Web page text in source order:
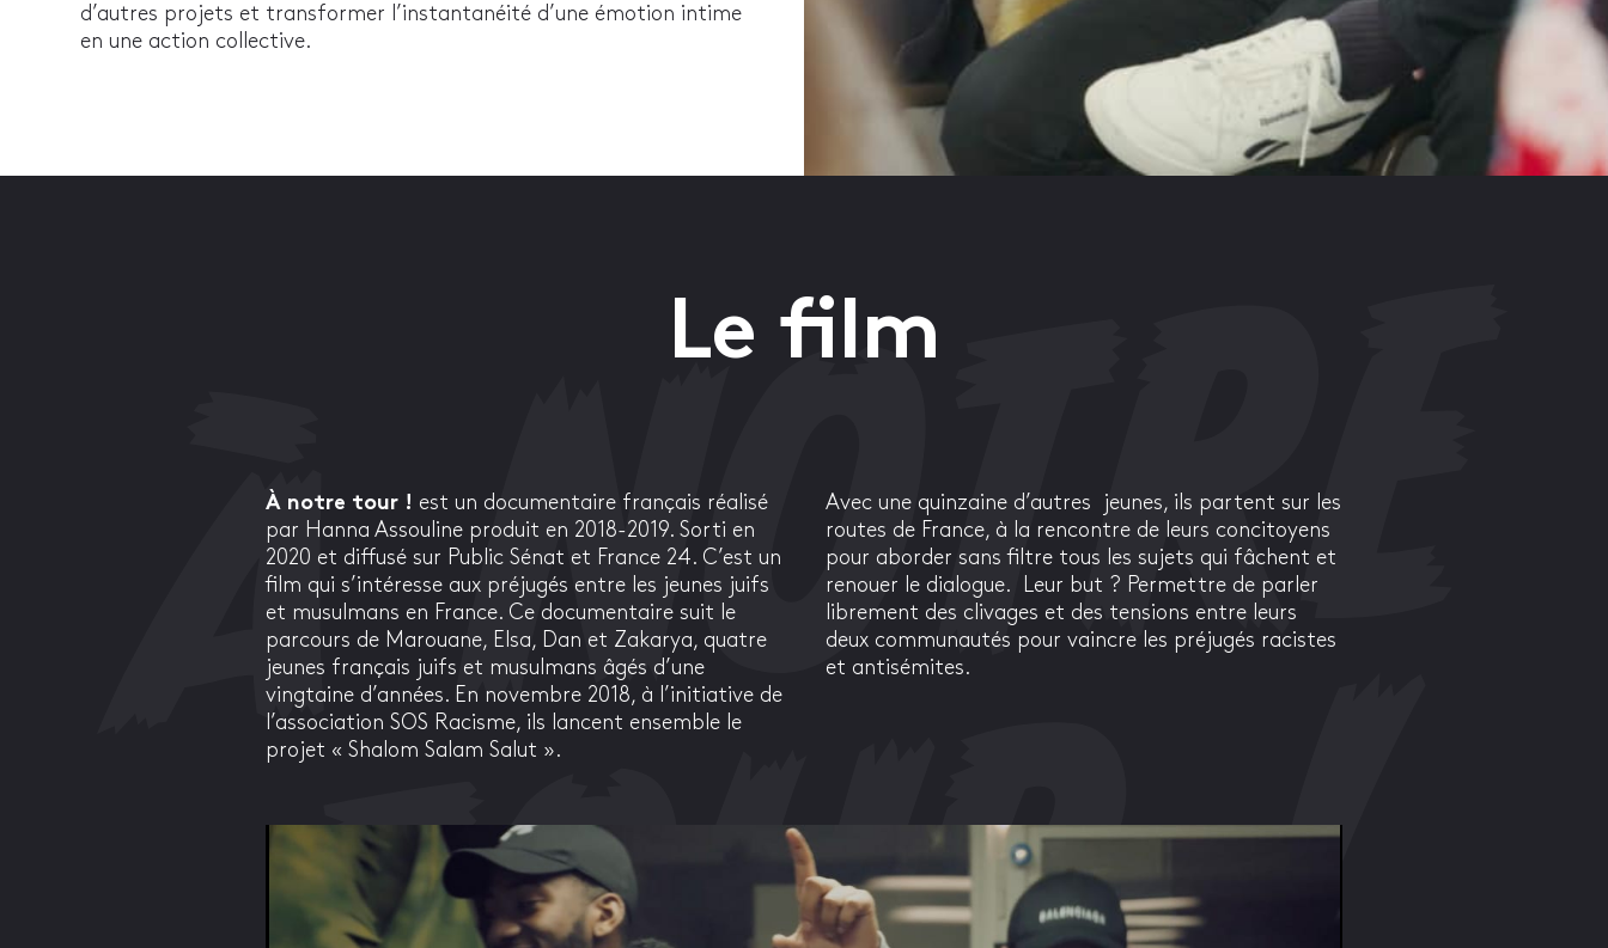
d’autres projets et transformer l’instantanéité d’une émotion intime
en une action collective.
Le film
À notre tour ! est un documentaire français réalisé
par Hanna Assouline produit en 2018-2019. Sorti en
2020 et diffusé sur Public Sénat et France 24. C’est un
film qui s’intéresse aux préjugés entre les jeunes juifs
et musulmans en France. Ce documentaire suit le
parcours de Marouane, Elsa, Dan et Zakarya, quatre
jeunes français juifs et musulmans âgés d’une
vingtaine d’années. En novembre 2018, à l’initiative de
l’association SOS Racisme, ils lancent ensemble le
projet « Shalom Salam Salut ».
Avec une quinzaine d’autres
jeunes, ils partent sur les
routes de France, à la rencontre de leurs concitoyens
pour aborder sans filtre tous les sujets qui fâchent et
renouer le dialogue.
Leur but ? Permettre de parler
librement des clivages et des tensions entre leurs
deux communautés pour vaincre les préjugés racistes
et antisémites.